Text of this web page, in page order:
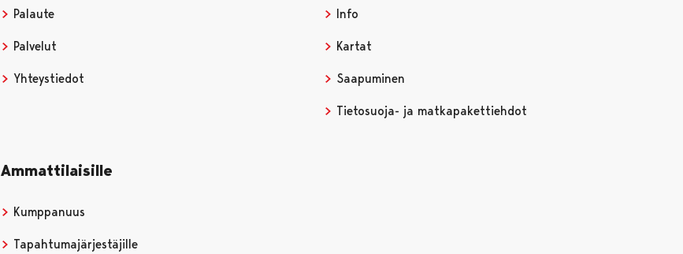
Palaute
Palvelut
Yhteystiedot
Info
Kartat
Saapuminen
Tietosuoja- ja matkapakettiehdot
Ammattilaisille
Kumppanuus
Tapahtumajärjestäjille